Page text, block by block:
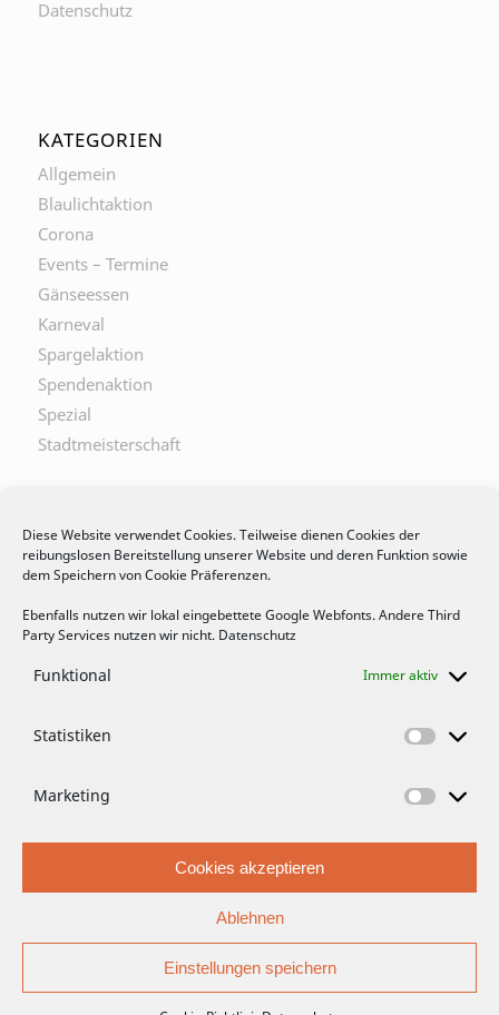
Diese Website verwendet Cookies. Teilweise dienen Cookies der
reibungslosen Bereitstellung unserer Website und deren Funktion sowie
dem Speichern von Cookie Präferenzen.
Ebenfalls nutzen wir lokal eingebettete Google Webfonts. Andere Third
Party Services nutzen wir nicht. Datenschutz
Funktional Immer aktiv
Statistiken
Marketing
Cookies akzeptieren
Ablehnen
Einstellungen speichern
Datenschutz
KATEGORIEN
Allgemein
Blaulichtaktion
Corona
Events – Termine
Gänseessen
Karneval
Spargelaktion
Spendenaktion
Spezial
Stadtmeisterschaft
FACEBOOK
Cookies zu akzeptieren und die Inhalte zu